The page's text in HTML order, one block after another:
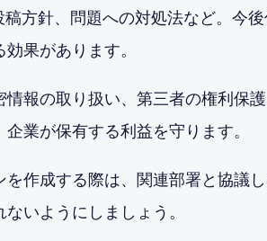
稿方針、問題への対処法など。今
果があります。
情報の取り扱い、第三者の権利保
業が保有する利益を守ります。
を作成する際は、関連部署と協議
いようにしましょう。